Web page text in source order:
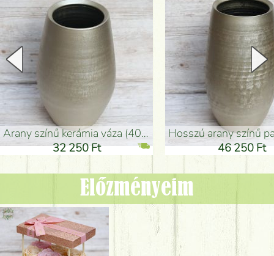
arany színű kerámia váza (40x26cm)
32 250 Ft
hosszú arany színű
46 250 Ft
Előzményeim